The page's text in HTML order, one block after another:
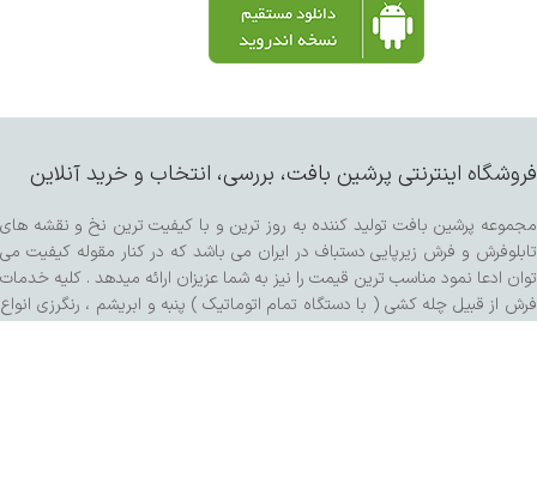
فروشگاه اینترنتی پرشین بافت، بررسی، انتخاب و خرید آنلاین
مجموعه پرشین بافت تولید کننده به روز ترین و با کیفیت ترین نخ و نقشه های
تابلوفرش و فرش زیرپایی دستباف در ایران می باشد که در کنار مقوله کیفیت می
توان ادعا نمود مناسب ترین قیمت را نیز به شما عزیزان ارائه میدهد . کلیه خدمات
فرش از قبیل چله کشی ( با دستگاه تمام اتوماتیک ) پنبه و ابریشم ، رنگرزی انواع